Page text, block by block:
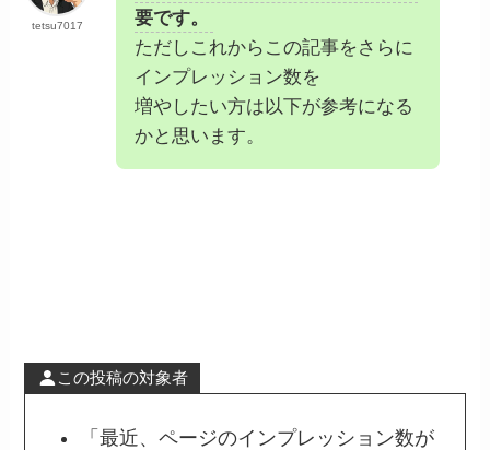
tetsu7017
要です。
ただしこれからこの記事をさらに
インプレッション数を
増やしたい方は以下が参考になる
かと思います。
この投稿の対象者
「最近、ページのインプレッション数が